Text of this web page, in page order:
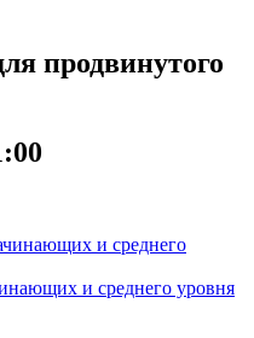
продвинутого
и среднего
и среднего уровня